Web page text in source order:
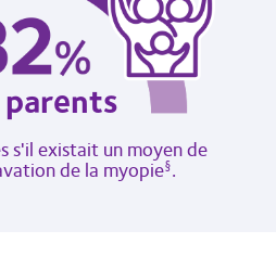
s'il existait un moyen de
de la myopie§.